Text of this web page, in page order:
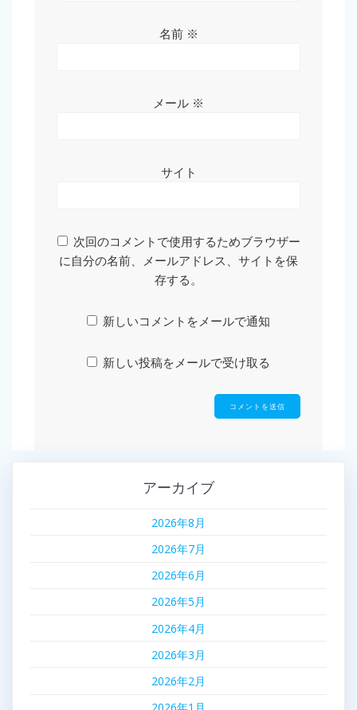
名前 ※
メール ※
サイト
次回のコメントで使用するためブラウザー
に自分の名前、メールアドレス、サイトを保
存する。
新しいコメントをメールで通知
新しい投稿をメールで受け取る
アーカイブ
2026年8月
2026年7月
2026年6月
2026年5月
2026年4月
2026年3月
2026年2月